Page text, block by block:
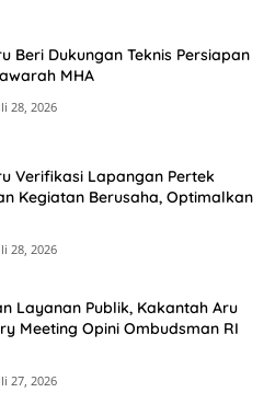
Beri Dukungan Teknis Persiapan
MHA
28, 2026
Verifikasi Lapangan Pertek
Kegiatan Berusaha, Optimalkan
28, 2026
Layanan Publik, Kakantah Aru
Meeting Opini Ombudsman RI
27, 2026